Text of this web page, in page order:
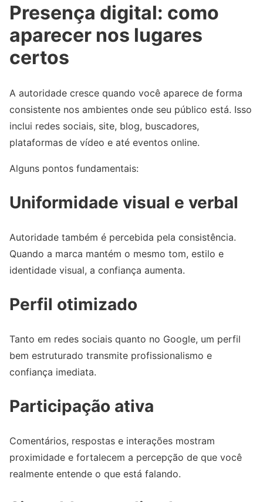
Presença digital: como
aparecer nos lugares
certos
A autoridade cresce quando você aparece de forma
consistente nos ambientes onde seu público está. Isso
inclui redes sociais, site, blog, buscadores,
plataformas de vídeo e até eventos online.
Alguns pontos fundamentais:
Uniformidade visual e verbal
Autoridade também é percebida pela consistência.
Quando a marca mantém o mesmo tom, estilo e
identidade visual, a confiança aumenta.
Perfil otimizado
Tanto em redes sociais quanto no Google, um perfil
bem estruturado transmite profissionalismo e
confiança imediata.
Participação ativa
Comentários, respostas e interações mostram
proximidade e fortalecem a percepção de que você
realmente entende o que está falando.